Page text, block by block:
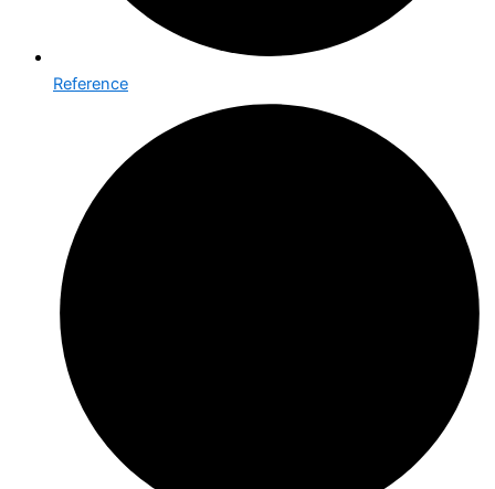
Reference